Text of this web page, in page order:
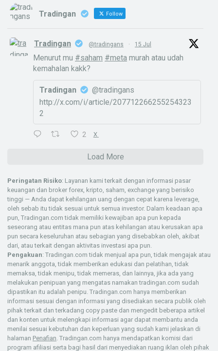
Tradingan Follow
Tradingan @tradingans · 15 Jul
Menurut mu #saham #meta murah atau udah
kemahalan kakk?
Tradingan
@tradingans
http://x.com/i/article/207712266255254323
2
2 X
Load More
Peringatan Risiko: Layanan kami terkait dengan informasi pasar
keuangan dan broker forex, kripto, saham, exchange yang berisiko
tinggi — Anda dapat kehilangan uang dengan cepat karena leverage,
oleh sebab itu tidak sesuai untuk semua investor. Dalam keadaan apa
pun, Tradingan.com tidak memiliki kewajiban apa pun kepada
seseorang atau entitas mana pun atas kehilangan atau kerusakan apa
pun secara keseluruhan atau sebagian yang disebabkan oleh, akibat
dari, atau terkait dengan aktivitas investasi apa pun.
Pengakuan: Tradingan.com tidak menjual apa pun, tidak mengajak atau
menarik anggota, tidak memberikan edukasi dan pelatihan, tidak
memaksa, tidak menipu, tidak memeras, dan lainnya, jika ada yang
melakukan penipuan yang mengatas namakan tradingan.com sudah
dipastikan itu adalah penipu. Tradingan.com hanya memberikan
informasi sesuai dengan informasi yang disediakan secara publik oleh
pihak terkait dan terkadang copy paste dan mengedit beberapa artikel
dan konten untuk melengkapi informasi agar dapat membantu anda
menilai sesuai kebutuhan dan keperluan yang sudah kami jelaskan di
halaman Penafian . Tradingan.com hanya mendapatkan komisi dari
program afiliasi serta bagi hasil dari menyediakan ruang iklan oleh pihak